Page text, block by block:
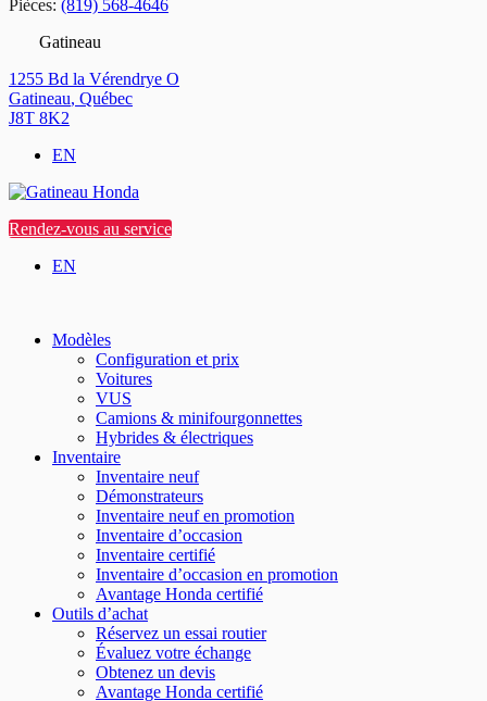
Pièces: (819) 568-4646
Gatineau
1255 Bd la Vérendrye O
Gatineau, Québec
J8T 8K2
EN
Rendez-vous au service
EN
Modèles
Configuration et prix
Voitures
VUS
Camions & minifourgonnettes
Hybrides & électriques
Inventaire
Inventaire neuf
Démonstrateurs
Inventaire neuf en promotion
Inventaire d’occasion
Inventaire certifié
Inventaire d’occasion en promotion
Avantage Honda certifié
Outils d’achat
Réservez un essai routier
Évaluez votre échange
Obtenez un devis
Avantage Honda certifié